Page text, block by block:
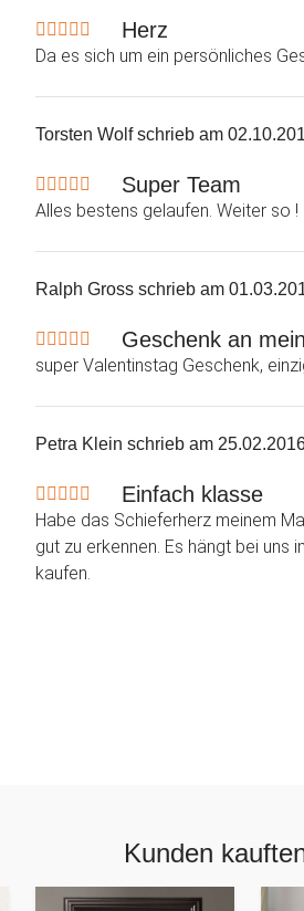
Herz
Da es sich um ein persönliches
Torsten Wolfschrieb am
Super Team
Alles bestens gelaufen. Weiter so !
Ralph Gross schrieb am
Geschenk an
super Valentinstag Geschenk,
Petra Klein schrieb am
Einfach klasse
Habe das Schieferherz meinem
gut zu erkennen. Es hängt bei uns
kaufen.
Kunden